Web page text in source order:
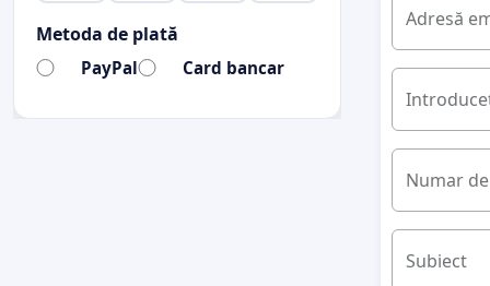
Adresă
Numar
Subiect
Metoda de plată
PayPal Card bancar